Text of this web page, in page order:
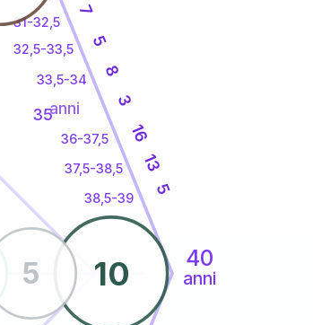
40
anni
31-32,5
32,5-33,5
33,5-34
36-37,5
37,5-38,5
38,5-39
7
5
8
3
16
13
5
10
5
35anni